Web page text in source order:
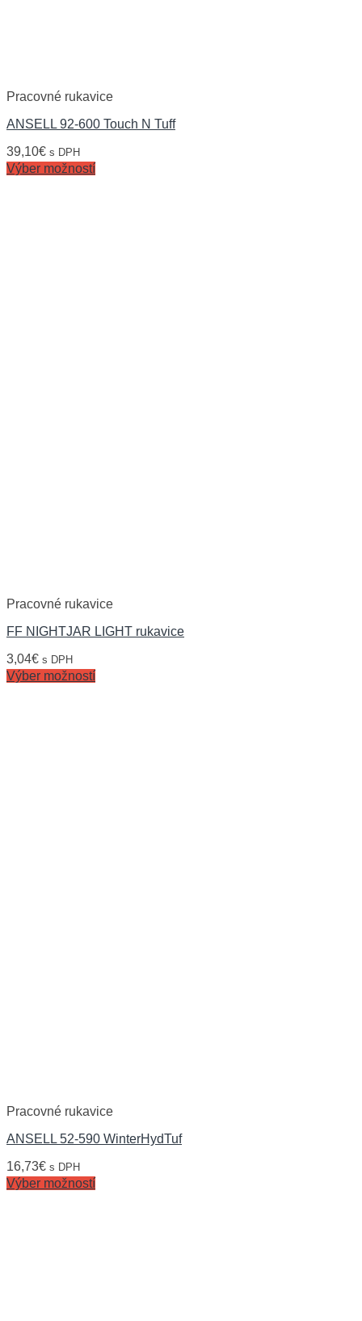
Pracovné rukavice
ANSELL 92-600 Touch N Tuff
39,10€ s DPH
Výber možností
Pracovné rukavice
FF NIGHTJAR LIGHT rukavice
3,04€ s DPH
Výber možností
Pracovné rukavice
ANSELL 52-590 WinterHydTuf
16,73€ s DPH
Výber možností